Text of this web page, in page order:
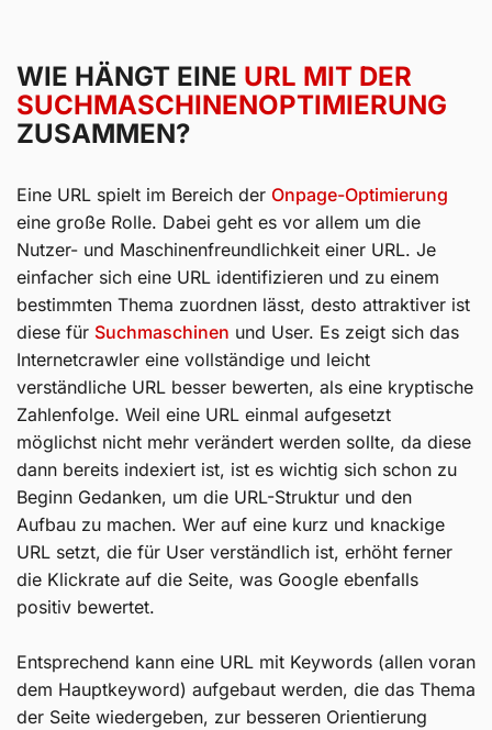
WIE HÄNGT EINE URL MIT DER
SUCHMASCHINEN­OPTIMIERUNG
ZUSAMMEN?
Eine URL spielt im Bereich der Onpage-Optimierung
eine große Rolle. Dabei geht es vor allem um die
Nutzer- und Maschinenfreundlichkeit einer URL. Je
einfacher sich eine URL identifizieren und zu einem
bestimmten Thema zuordnen lässt, desto attraktiver ist
diese für Suchmaschinen und User. Es zeigt sich das
Internetcrawler eine vollständige und leicht
verständliche URL besser bewerten, als eine kryptische
Zahlenfolge. Weil eine URL einmal aufgesetzt
möglichst nicht mehr verändert werden sollte, da diese
dann bereits indexiert ist, ist es wichtig sich schon zu
Beginn Gedanken, um die URL-Struktur und den
Aufbau zu machen. Wer auf eine kurz und knackige
URL setzt, die für User verständlich ist, erhöht ferner
die Klickrate auf die Seite, was Google ebenfalls
positiv bewertet.
Entsprechend kann eine URL mit Keywords (allen voran
dem Hauptkeyword) aufgebaut werden, die das Thema
der Seite wiedergeben, zur besseren Orientierung